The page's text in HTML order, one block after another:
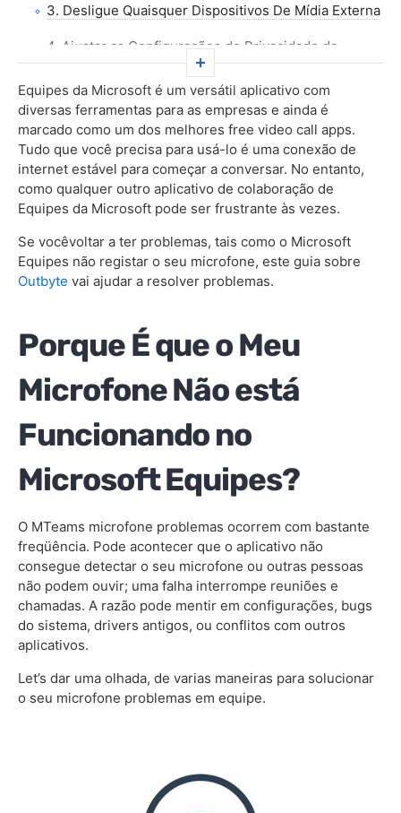
3. Desligue Quaisquer Dispositivos De Mídia Externa
4. Ajustar as Configurações de Privacidade da
Microsoft Equipes
5. Executar a resolução de problemas de Gravação
de Áudio
6. Atualizar o Aplicativo
7. Reinstalar o Microsoft Equipes App
8. Instale o mais Recente Microfone Driver de
Dispositivo
9. Usar a Versão Web do Microsoft Equipes
Perguntas frequentes
Equipes da Microsoft é um versátil aplicativo com
diversas ferramentas para as empresas e ainda é
marcado como um dos melhores free video call apps.
Tudo que você precisa para usá-lo é uma conexão de
internet estável para começar a conversar. No entanto,
como qualquer outro aplicativo de colaboração de
Equipes da Microsoft pode ser frustrante às vezes.
Se vocêvoltar a ter problemas, tais como o Microsoft
Equipes não registar o seu microfone, este guia sobre
Outbyte vai ajudar a resolver problemas.
Porque É que o Meu
Microfone Não está
Funcionando no
Microsoft Equipes?
O MTeams microfone problemas ocorrem com bastante
freqüência. Pode acontecer que o aplicativo não
consegue detectar o seu microfone ou outras pessoas
não podem ouvir; uma falha interrompe reuniões e
chamadas. A razão pode mentir em configurações, bugs
do sistema, drivers antigos, ou conflitos com outros
aplicativos.
Let’s dar uma olhada, de varias maneiras para solucionar
o seu microfone problemas em equipe.